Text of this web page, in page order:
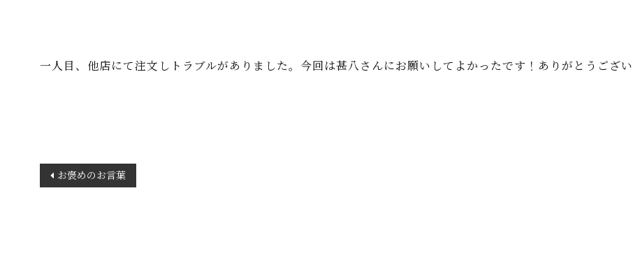
一人目、他店にて注文しトラブルがありました。今回は甚八さんにお願いしてよかったです！ありがとうござ
稿
お褒めのお言葉